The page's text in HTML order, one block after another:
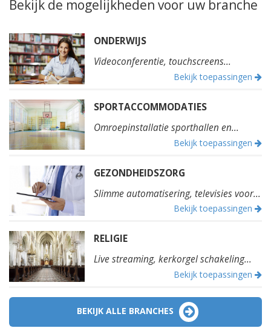
Bekijk de mogelijkheden voor uw branche
ONDERWIJS
Videoconferentie, touchscreens...
Bekijk toepassingen
SPORTACCOMMODATIES
Omroepinstallatie sporthallen en...
Bekijk toepassingen
GEZONDHEIDSZORG
Slimme automatisering, televisies voor...
Bekijk toepassingen
RELIGIE
Live streaming, kerkorgel schakeling...
Bekijk toepassingen
BEKIJK ALLE BRANCHES